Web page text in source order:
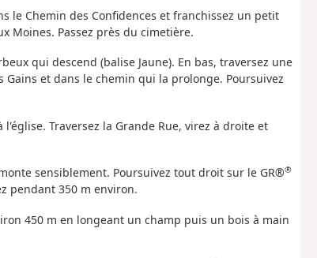
le Chemin des Confidences et franchissez un petit
Moines. Passez près du cimetière.
qui descend (balise Jaune). En bas, traversez une
Gains et dans le chemin qui la prolonge. Poursuivez
Traversez la Grande Rue, virez à droite et
sensiblement. Poursuivez tout droit sur le GR®®
pendant 350 m environ.
450 m en longeant un champ puis un bois à main